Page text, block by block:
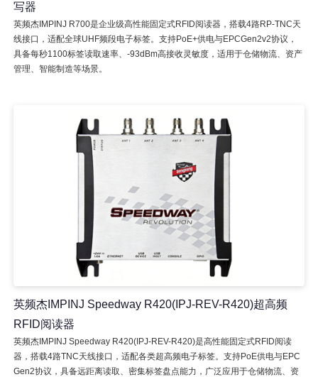
写器
英频杰IMPINJ R700是企业级高性能固定式RFID阅读器，搭载4路RP-TNC天
线接口，适配全球UHF频段电子标签。支持PoE+供电与EPCGen2v2协议，
具备每秒1100标签读取速率、-93dBm高接收灵敏度，适用于仓储物流、资产
管理、智能制造等场景。
英频杰IMPINJ Speedway R420(IPJ-REV-R420)超高频
RFID阅读器
英频杰IMPINJ Speedway R420(IPJ-REV-R420)是高性能固定式RFID阅读
器，搭载4路TNC天线接口，适配各类超高频电子标签。支持PoE供电与EPC
Gen2协议，具备远距离读取、密集标签盘点能力，广泛应用于仓储物流、资